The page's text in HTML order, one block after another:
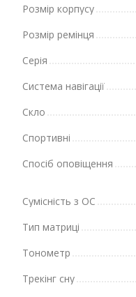
Розмір корпусу
Розмір ремінця
Серія
Система навігації
Скло
Спортивні
Спосіб оповіщення
Сумісність з ОС
Тип матриці
Тонометр
Трекінг сну